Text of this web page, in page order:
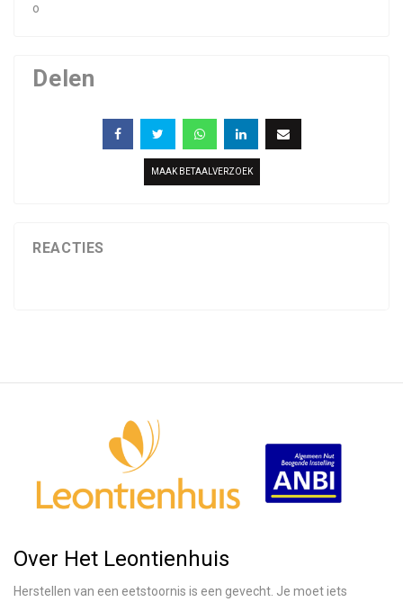
o
Delen
MAAK BETAALVERZOEK
REACTIES
Over Het Leontienhuis
Herstellen van een eetstoornis is een gevecht. Je moet iets